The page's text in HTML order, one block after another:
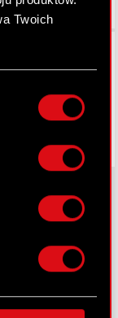
Twoich
nawet
aktywnie
zbiory
własne
Deklaracji